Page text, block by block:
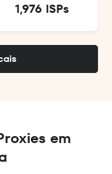
1,976 ISPs
em